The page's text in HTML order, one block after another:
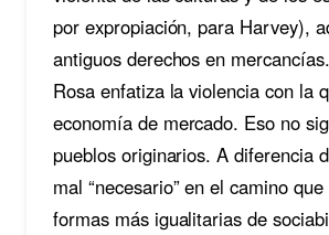
por expropiación, para Harvey),
antiguos derechos en mercancías.
Rosa enfatiza la violencia con la
economía de mercado. Eso no
pueblos originarios. A diferencia
mal “necesario” en el camino
formas más igualitarias de